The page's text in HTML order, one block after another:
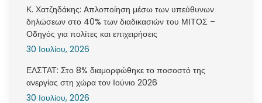
Κ. Χατζηδάκης: Aπλοποίηση μέσω των υπεύθυνων
δηλώσεων στο 40% των διαδικασιών του ΜΙΤΟΣ –
Οδηγός για πολίτες και επιχειρήσεις
30 Ιουλίου, 2026
ΕΛΣΤΑΤ: Στο 8% διαμορφώθηκε το ποσοστό της
ανεργίας στη χώρα τον Ιούνιο 2026
30 Ιουλίου, 2026